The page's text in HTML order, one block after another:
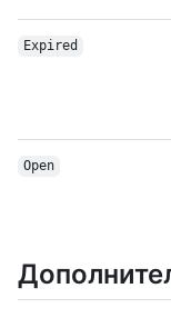
Expired
Open